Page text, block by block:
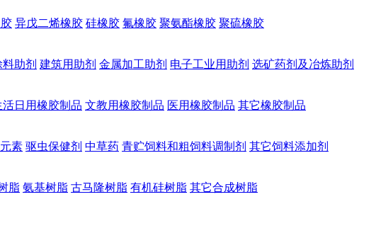
异戊二烯橡胶 硅橡胶 氟橡胶 聚氨酯橡胶 聚硫橡胶
料助剂 建筑用助剂 金属加工助剂 电子工业用助剂 选矿药剂及冶炼助剂
活日用橡胶制品 文教用橡胶制品 医用橡胶制品 其它橡胶制品
素 驱虫保健剂 中草药 青贮饲料和粗饲料调制剂 其它饲料添加剂
脂 氨基树脂 古马隆树脂 有机硅树脂 其它合成树脂